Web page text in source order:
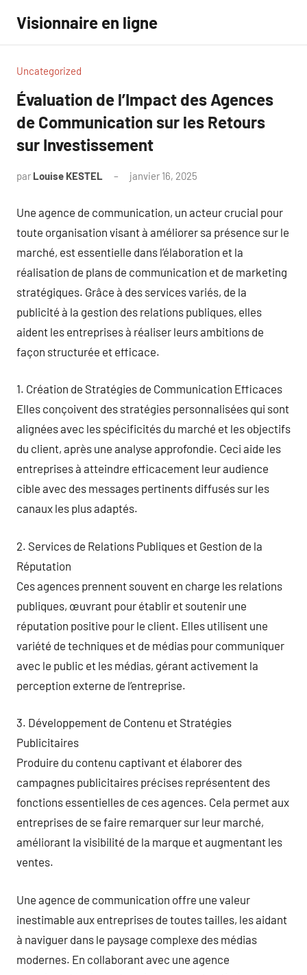
contenu
Visionnaire en ligne
Uncategorized
Évaluation de l’Impact des Agences
de Communication sur les Retours
sur Investissement
par Louise KESTEL janvier 16, 2025
Une agence de communication, un acteur crucial pour
toute organisation visant à améliorer sa présence sur le
marché, est essentielle dans l’élaboration et la
réalisation de plans de communication et de marketing
stratégiques. Grâce à des services variés, de la
publicité à la gestion des relations publiques, elles
aident les entreprises à réaliser leurs ambitions de
façon structurée et efficace.
1. Création de Stratégies de Communication Efficaces
Elles conçoivent des stratégies personnalisées qui sont
alignées avec les spécificités du marché et les objectifs
du client, après une analyse approfondie. Ceci aide les
entreprises à atteindre efficacement leur audience
cible avec des messages pertinents diffusés sur les
canaux les plus adaptés.
2. Services de Relations Publiques et Gestion de la
Réputation
Ces agences prennent souvent en charge les relations
publiques, œuvrant pour établir et soutenir une
réputation positive pour le client. Elles utilisent une
variété de techniques et de médias pour communiquer
avec le public et les médias, gérant activement la
perception externe de l’entreprise.
3. Développement de Contenu et Stratégies
Publicitaires
Produire du contenu captivant et élaborer des
campagnes publicitaires précises représentent des
fonctions essentielles de ces agences. Cela permet aux
entreprises de se faire remarquer sur leur marché,
améliorant la visibilité de la marque et augmentant les
ventes.
Une agence de communication offre une valeur
inestimable aux entreprises de toutes tailles, les aidant
à naviguer dans le paysage complexe des médias
modernes. En collaborant avec une agence